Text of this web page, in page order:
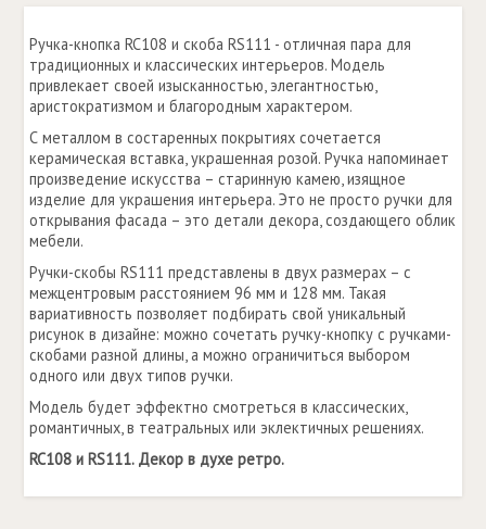
Ручка-кнопка RC108 и скоба RS111 - отличная пара для
традиционных и классических интерьеров. Модель
привлекает своей изысканностью, элегантностью,
аристократизмом и благородным характером.
С металлом в состаренных покрытиях сочетается
керамическая вставка, украшенная розой. Ручка напоминает
произведение искусства – старинную камею, изящное
изделие для украшения интерьера. Это не просто ручки для
открывания фасада – это детали декора, создающего облик
мебели.
Ручки-скобы RS111 представлены в двух размерах – с
межцентровым расстоянием 96 мм и 128 мм. Такая
вариативность позволяет подбирать свой уникальный
рисунок в дизайне: можно сочетать ручку-кнопку с ручками-
скобами разной длины, а можно ограничиться выбором
одного или двух типов ручки.
Модель будет эффектно смотреться в классических,
романтичных, в театральных или эклектичных решениях.
RC108 и RS111. Декор в духе ретро.